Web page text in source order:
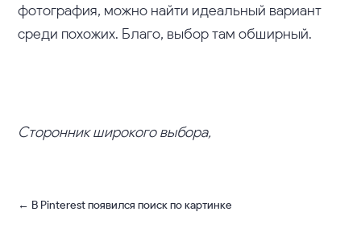
фотография, можно найти идеальный вариант
среди похожих. Благо, выбор там обширный.
Сторонник широкого выбора,
← В Pinterest появился поиск по картинке